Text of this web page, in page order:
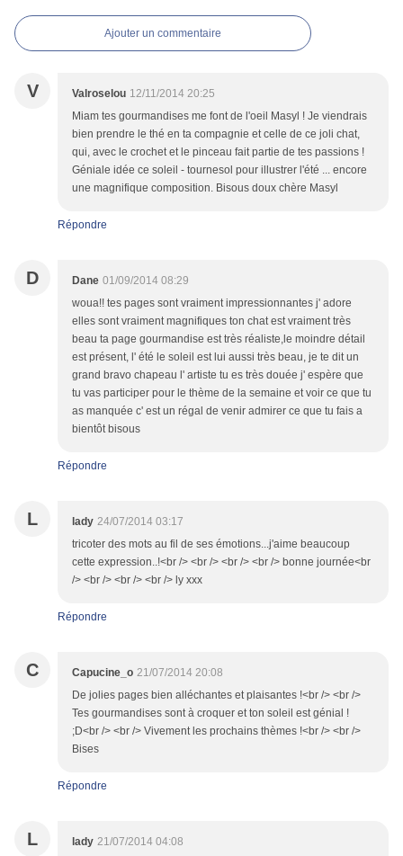
Ajouter un commentaire
V Valroselou 12/11/2014 20:25
Miam tes gourmandises me font de l'oeil Masyl ! Je viendrais
bien prendre le thé en ta compagnie et celle de ce joli chat,
qui, avec le crochet et le pinceau fait partie de tes passions !
Géniale idée ce soleil - tournesol pour illustrer l'été ... encore
une magnifique composition. Bisous doux chère Masyl
Répondre
D Dane 01/09/2014 08:29
woua!! tes pages sont vraiment impressionnantes j' adore
elles sont vraiment magnifiques ton chat est vraiment très
beau ta page gourmandise est très réaliste,le moindre détail
est présent, l' été le soleil est lui aussi très beau, je te dit un
grand bravo chapeau l' artiste tu es très douée j' espère que
tu vas participer pour le thème de la semaine et voir ce que tu
as manquée c' est un régal de venir admirer ce que tu fais a
bientôt bisous
Répondre
L lady 24/07/2014 03:17
tricoter des mots au fil de ses émotions...j'aime beaucoup
cette expression..!<br /> <br /> <br /> <br /> bonne journée<br
/> <br /> <br /> <br /> ly xxx
Répondre
C Capucine_o 21/07/2014 20:08
De jolies pages bien alléchantes et plaisantes !<br /> <br />
Tes gourmandises sont à croquer et ton soleil est génial !
;D<br /> <br /> Vivement les prochains thèmes !<br /> <br />
Bises
Répondre
L lady 21/07/2014 04:08